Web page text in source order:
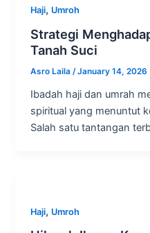
Haji, Umroh
Strategi
Tanah Suci
Asro Laila/January 14, 2026
Ibadah haji dan umrah
spiritual yang menuntut
Salah satu tantangan
Haji, Umroh